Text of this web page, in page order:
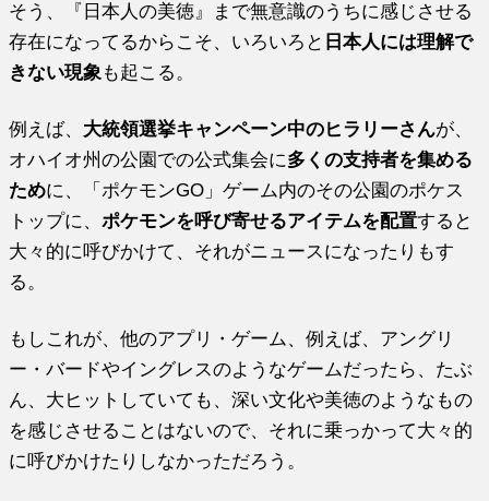
そう、『日本人の美徳』まで無意識のうちに感じさせる
存在になってるからこそ、いろいろと 日本人には理解で
きない現象 も起こる。
例えば、 大統領選挙キャンペーン中のヒラリーさんが、
オハイオ州の公園での公式集会に多くの支持者を集める
ために、「ポケモンGO」ゲーム内のその公園のポケス
トップに、ポケモンを呼び寄せるアイテムを配置すると
大々的に呼びかけて、それがニュースになったりもす
る。
もしこれが、他のアプリ・ゲーム、例えば、アングリ
ー・バードやイングレスのようなゲームだったら、たぶ
ん、大ヒットしていても、深い文化や美徳のようなもの
を感じさせることはないので、それに乗っかって大々的
に呼びかけたりしなかっただろう。